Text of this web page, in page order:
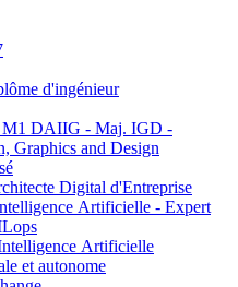
d'ingénieur
DAIIG - Maj. IGD -
Graphics and Design
Digital d'Entreprise
Artificielle - Expert
Artificielle
et autonome